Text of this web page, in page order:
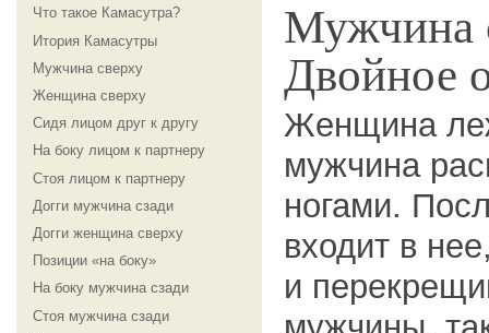
Что такое Камасутра?
Итория Камасутры
Мужчина сверху
Женщина сверху
Сидя лицом друг к другу
На боку лицом к партнеру
Стоя лицом к партнеру
Догги мужчина сзади
Догги женщина сверху
Позиции «на боку»
На боку мужчина сзади
Стоя мужчина сзади
Двойное
Женщина
мужчина
ногами.
входит в
и